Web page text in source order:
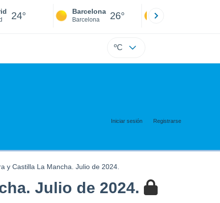
24° Barcelona
Barcelona 26°
ºC
Iniciar sesión Registrarse
y Castilla La Mancha. Julio de 2024.
Julio de 2024.